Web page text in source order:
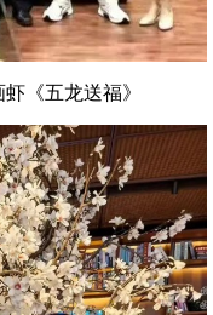
《五龙送福》